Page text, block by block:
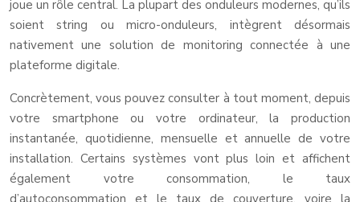
joue un rôle central. La plupart des onduleurs modernes, qu’ils
soient string ou micro-onduleurs, intègrent désormais
nativement une solution de monitoring connectée à une
plateforme digitale.
Concrètement, vous pouvez consulter à tout moment, depuis
votre smartphone ou votre ordinateur, la production
instantanée, quotidienne, mensuelle et annuelle de votre
installation. Certains systèmes vont plus loin et affichent
également votre consommation, le taux
d’autoconsommation et le taux de couverture, voire la